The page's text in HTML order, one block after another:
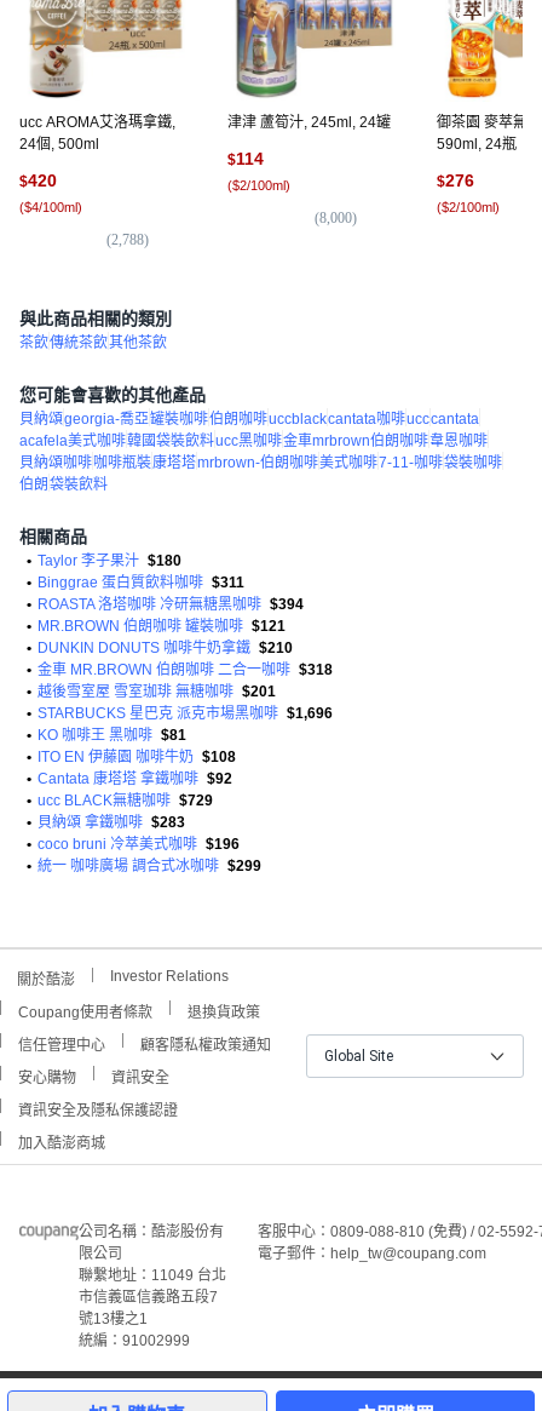
ucc AROMA艾洛瑪拿鐵,
24個, 500ml
$420
($4/100ml)
(2,788)
津津 蘆筍汁, 245ml, 24罐
$114
($2/100ml)
(8,000)
御茶園 麥萃無
590ml, 24瓶
$276
($2/100ml)
與此商品相關的類別
茶飲傳統茶飲其他茶飲
您可能會喜歡的其他產品
貝納頌georgia-喬亞罐裝咖啡伯朗咖啡uccblackcantata咖啡ucccantata
acafela美式咖啡韓國袋裝飲料ucc黑咖啡金車mrbrown伯朗咖啡韋恩咖啡
貝納頌咖啡咖啡瓶裝康塔塔mrbrown-伯朗咖啡美式咖啡7-11-咖啡袋裝咖啡
伯朗 袋裝飲料
相關商品
• Taylor 李子果汁 $180
• Binggrae 蛋白質飲料咖啡 $311
• ROASTA 洛塔咖啡 冷研無糖黑咖啡 $394
• MR.BROWN 伯朗咖啡 罐裝咖啡 $121
• DUNKIN DONUTS 咖啡牛奶拿鐵 $210
• 金車 MR.BROWN 伯朗咖啡 二合一咖啡 $318
• 越後雪室屋 雪室珈琲 無糖咖啡 $201
• STARBUCKS 星巴克 派克市場黑咖啡 $1,696
• KO 咖啡王 黑咖啡 $81
•
ITO EN 伊藤園 咖啡牛奶 $108
• Cantata 康塔塔 拿鐵咖啡 $92
• ucc BLACK無糖咖啡 $729
• 貝納頌 拿鐵咖啡 $283
• coco bruni 冷萃美式咖啡 $196
• 統一 咖啡廣場 調合式冰咖啡 $299
關於酷澎 Investor Relations
Coupang使用者條款
退換貨政策
信任管理中心
顧客隱私權政策通知
安心購物
資訊安全
資訊安全及隱私保護認證
加入酷澎商城
Global Site
公司名稱：酷澎股份有
限公司
聯繫地址：11049 台北
市信義區信義路五段7
號13樓之1
統編：91002999
客服中心：0809-088-810 (免費) / 02-
電子郵件：help_tw@coupang.com
©Coupang Taiwan Co., Ltd. 保留所有權利。
本網站上顯示的所有商標、標誌和服務標誌均為酷澎股份有